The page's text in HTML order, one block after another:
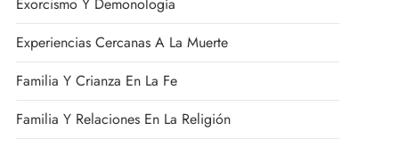
Exorcismo Y Demonología
Experiencias Cercanas A La Muerte
Familia Y Crianza En La Fe
Familia Y Relaciones En La Religión